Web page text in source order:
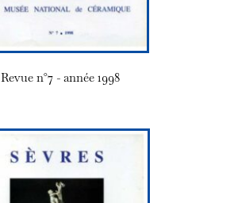
Revue n°7 - année 1998